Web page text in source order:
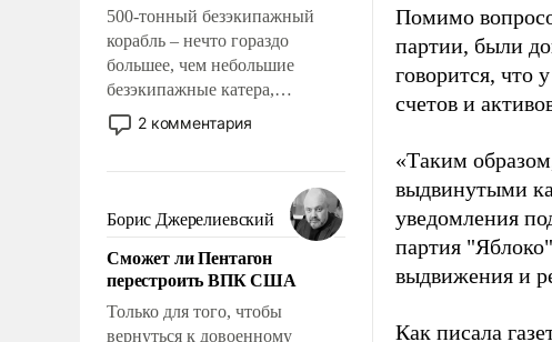
500-тонный безэкипажный
корабль – нечто гораздо
большее, чем небольшие
безэкипажные катера,
применение которых уже
стало обыденностью. Задача по
сложна и амбициозна. Однако
и ее реализация радикально
поднимет наши боевые
возможности.
2 комментария
Борис Джерелиевский
Сможет ли Пентагон
перестроить ВПК США
Только для того, чтобы
вернуться к довоенному
Помимо
партии, были
говорится, что
счетов и
«Таким
выдвинутыми
уведомления
партия
выдвижения и
Как писала